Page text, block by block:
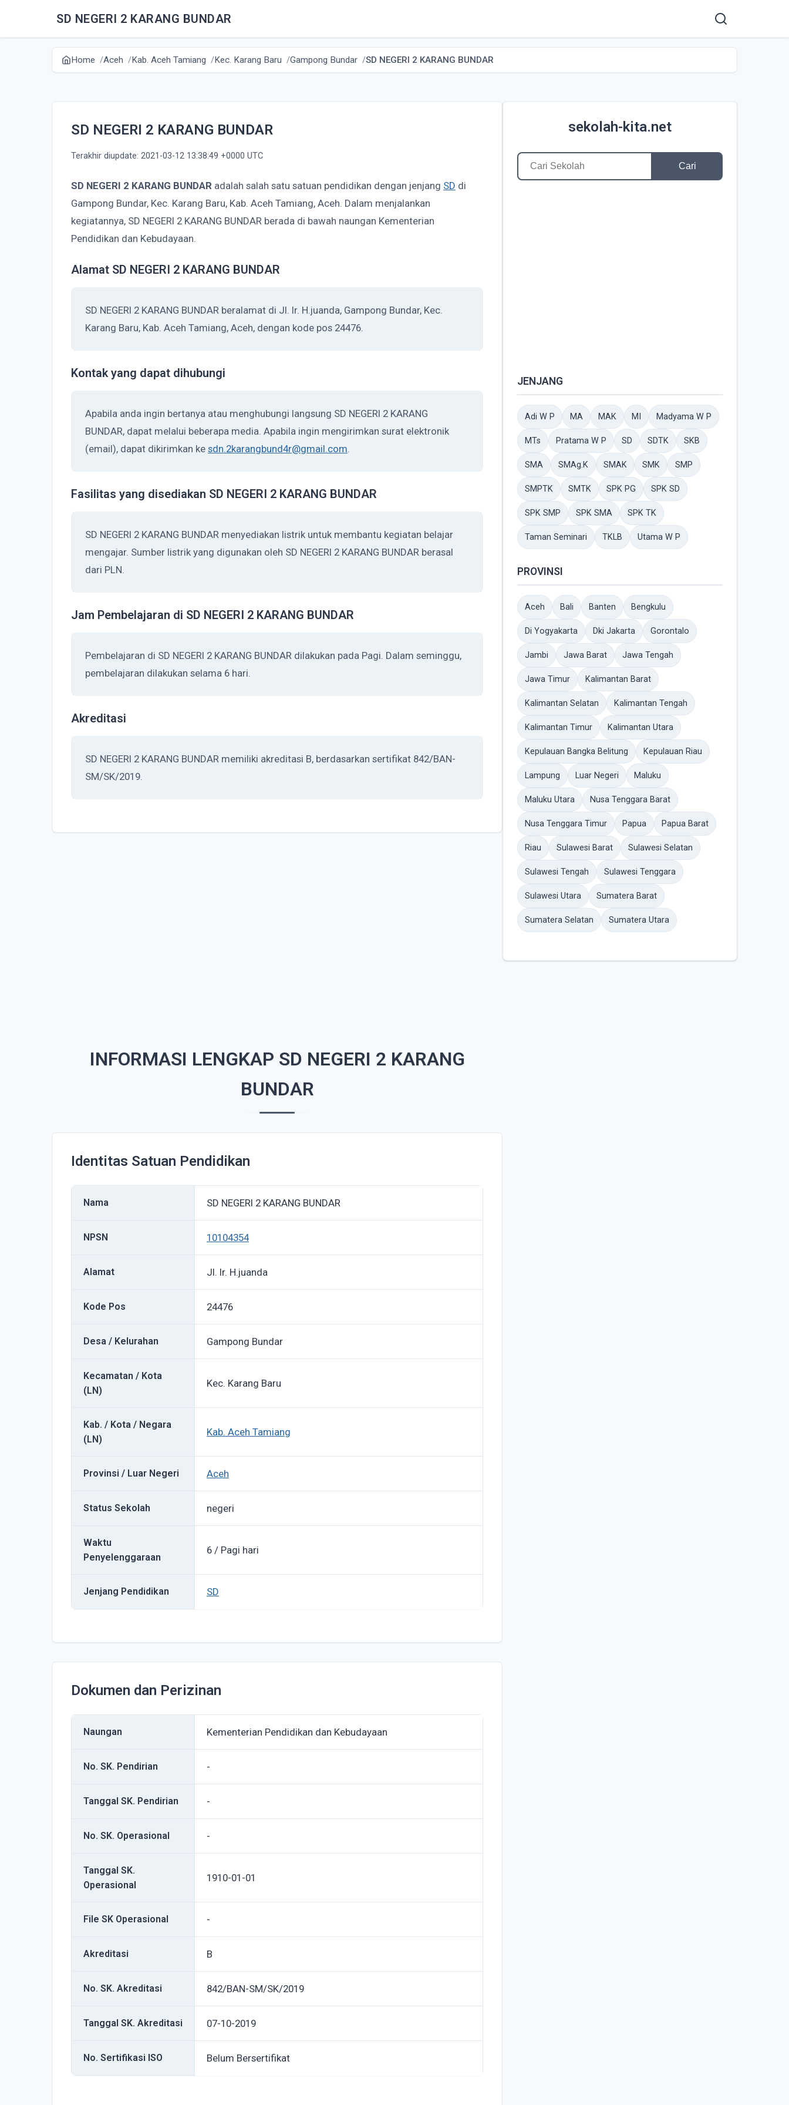
SD NEGERI 2 KARANG BUNDAR
Home Aceh Kab. Aceh Tamiang Kec. Karang Baru Gampong Bundar SD NEGERI 2 KARANG BUNDAR
SD NEGERI 2 KARANG BUNDAR
Terakhir diupdate: 2021-03-12 13:38:49 +0000 UTC
SD NEGERI 2 KARANG BUNDAR adalah salah satu satuan pendidikan dengan jenjang SD di
Gampong Bundar, Kec. Karang Baru, Kab. Aceh Tamiang, Aceh. Dalam menjalankan
kegiatannya, SD NEGERI 2 KARANG BUNDAR berada di bawah naungan Kementerian
Pendidikan dan Kebudayaan.
Alamat SD NEGERI 2 KARANG BUNDAR
SD NEGERI 2 KARANG BUNDAR beralamat di Jl. Ir. H.juanda, Gampong Bundar, Kec.
Karang Baru, Kab. Aceh Tamiang, Aceh, dengan kode pos 24476.
Kontak yang dapat dihubungi
Apabila anda ingin bertanya atau menghubungi langsung SD NEGERI 2 KARANG
BUNDAR, dapat melalui beberapa media. Apabila ingin mengirimkan surat elektronik
(email), dapat dikirimkan ke sdn.2karangbund4r@gmail.com.
Fasilitas yang disediakan SD NEGERI 2 KARANG BUNDAR
SD NEGERI 2 KARANG BUNDAR menyediakan listrik untuk membantu kegiatan belajar
mengajar. Sumber listrik yang digunakan oleh SD NEGERI 2 KARANG BUNDAR berasal
dari PLN.
Jam Pembelajaran di SD NEGERI 2 KARANG BUNDAR
Pembelajaran di SD NEGERI 2 KARANG BUNDAR dilakukan pada Pagi. Dalam seminggu,
pembelajaran dilakukan selama 6 hari.
Akreditasi
SD NEGERI 2 KARANG BUNDAR memiliki akreditasi B, berdasarkan sertifikat 842/BAN-
SM/SK/2019.
INFORMASI LENGKAP SD NEGERI 2 KARANG
BUNDAR
Identitas Satuan Pendidikan
Nama SD NEGERI 2 KARANG BUNDAR
NPSN 10104354
Alamat Jl. Ir. H.juanda
Kode Pos 24476
Desa / Kelurahan Gampong Bundar
Kecamatan / Kota
(LN)
Kec. Karang Baru
Kab. / Kota / Negara
(LN)
Kab. Aceh Tamiang
Provinsi / Luar Negeri Aceh
Status Sekolah negeri
Waktu
Penyelenggaraan
6 / Pagi hari
Jenjang Pendidikan SD
Dokumen dan Perizinan
Naungan Kementerian Pendidikan dan Kebudayaan
No. SK. Pendirian -
Tanggal SK. Pendirian -
No. SK. Operasional -
Tanggal SK.
Operasional
1910-01-01
File SK Operasional -
Akreditasi B
No. SK. Akreditasi 842/BAN-SM/SK/2019
Tanggal SK. Akreditasi 07-10-2019
No. Sertifikasi ISO Belum Bersertifikat
sekolah-kita.net
Cari
JENJANG
Adi W P MA MAK MI Madyama W P
MTs Pratama W P SD SDTK SKB
SMA SMAg.K SMAK SMK SMP
SMPTK SMTK SPK PG SPK SD
SPK SMP SPK SMA SPK TK
Taman Seminari TKLB Utama W P
PROVINSI
Aceh Bali Banten Bengkulu
Di Yogyakarta Dki Jakarta Gorontalo
Jambi Jawa Barat Jawa Tengah
Jawa Timur Kalimantan Barat
Kalimantan Selatan Kalimantan Tengah
Kalimantan Timur Kalimantan Utara
Kepulauan Bangka Belitung Kepulauan Riau
Lampung Luar Negeri Maluku
Maluku Utara Nusa Tenggara Barat
Nusa Tenggara Timur Papua Papua Barat
Riau Sulawesi Barat Sulawesi Selatan
Sulawesi Tengah Sulawesi Tenggara
Sulawesi Utara Sumatera Barat
Sumatera Selatan Sumatera Utara